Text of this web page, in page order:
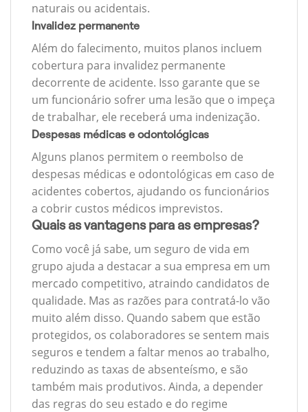
naturais ou acidentais.
Invalidez permanente
Além do falecimento, muitos planos incluem
cobertura para invalidez permanente
decorrente de acidente. Isso garante que se
um funcionário sofrer uma lesão que o impeça
de trabalhar, ele receberá uma indenização.
Despesas médicas e odontológicas
Alguns planos permitem o reembolso de
despesas médicas e odontológicas em caso de
acidentes cobertos, ajudando os funcionários
a cobrir custos médicos imprevistos.
Quais as vantagens para as empresas?
Como você já sabe, um seguro de vida em
grupo ajuda a destacar a sua empresa em um
mercado competitivo, atraindo candidatos de
qualidade. Mas as razões para contratá-lo vão
muito além disso. Quando sabem que estão
protegidos, os colaboradores se sentem mais
seguros e tendem a faltar menos ao trabalho,
reduzindo as taxas de absenteísmo, e são
também mais produtivos. Ainda, a depender
das regras do seu estado e do regime